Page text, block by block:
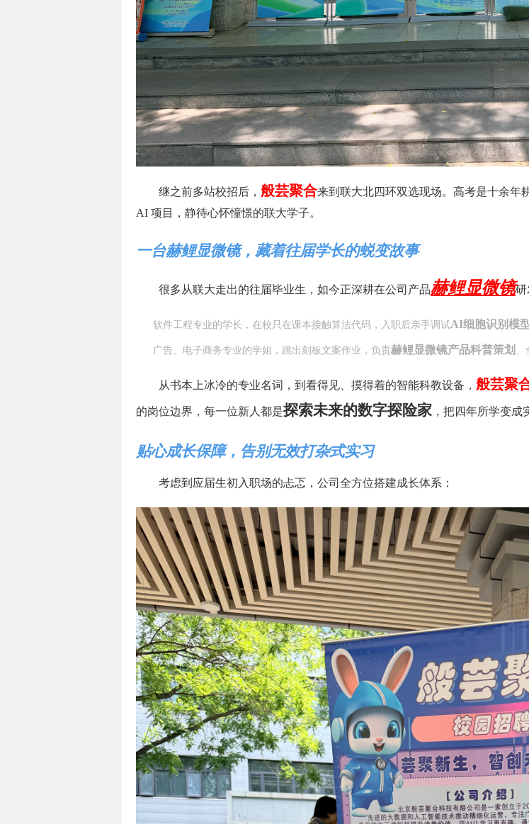
继之前多站校招后， 般芸聚合来到联大北四环双选现场。高考是十余年
AI 项目，静待心怀憧憬的联大学子。
一台赫鲤显微镜，藏着往届学长的蜕变故事
很多从联大走出的往届毕业生，如今正深耕在公司产品赫鲤显微镜研
软件工程专业的学长，在校只在课本接触算法代码，入职后亲手调试AI细胞识别模
广告、电子商务专业的学姐，跳出刻板文案作业，负责赫鲤显微镜产品科普策划
从书本上冰冷的专业名词，到看得见、摸得着的智能科教设备， 般芸聚
的岗位边界，每一位新人都是探索未来的数字探险家 ，把四年所学变成
贴心成长保障，告别无效打杂式实习
考虑到应届生初入职场的忐忑，公司全方位搭建成长体系：